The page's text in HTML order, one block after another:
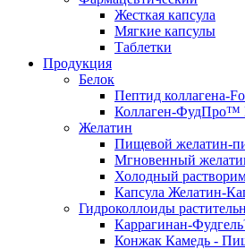
Жесткая капсула
Мягкие капсулы
Таблетки
Продукция
Белок
Пептид коллагена-
Коллаген-ФудПро™
Желатин
Пищевой желатин-
Мгновенный
Холодный
Капсула Желатин-
Гидроколлоиды
Каррагинан-
Конжак Камедь -